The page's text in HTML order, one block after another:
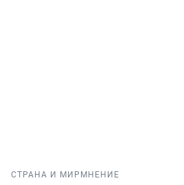
СТРАНА И МИР МНЕНИЕ